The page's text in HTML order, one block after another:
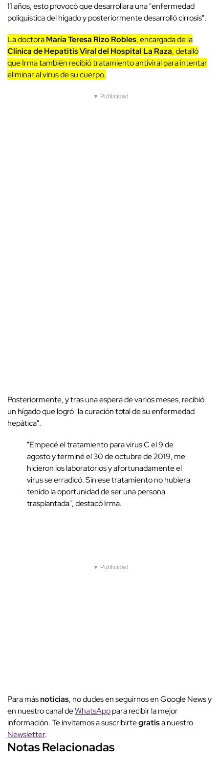
11 años, esto provocó que desarrollara una "enfermedad
poliquística del hígado y posteriormente desarrolló cirrosis".
La doctoraMaría Teresa Rizo Robles, encargada de la
Clínica de Hepatitis Viral del Hospital La Raza, detalló
que Irma también recibió tratamiento antiviral para intentar
eliminar al virus de su cuerpo.
▼ Publicidad
Posteriormente, y tras una espera de varios meses, recibió
un hígado que logró "la curación total de su enfermedad
hepática".
"Empecé el tratamiento para virus C el 9 de
agosto y terminé el 30 de octubre de 2019, me
hicieron los laboratorios y afortunadamente el
virus se erradicó. Sin ese tratamiento no hubiera
tenido la oportunidad de ser una persona
trasplantada", destacó Irma.
▼ Publicidad
Para másnoticias, no dudes en seguirnos en Google News y
en nuestro canal deWhatsApppara recibir la mejor
información. Te invitamos a suscribirtegratisa nuestro
Newsletter.
Notas Relacionadas